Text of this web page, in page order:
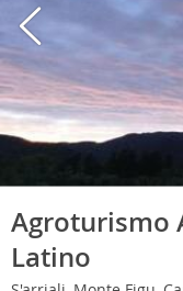
Agroturismo
Latino